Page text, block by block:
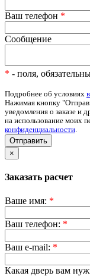
Ваш телефон *
Сообщение
* - поля,
Подробнее об условиях
Нажимая кнопку
уведомления о заказе и
на использование моих
конфиденциальности.
Отправить
×
Заказать расчет
Ваше имя: *
Ваш телефон: *
Ваш e-mail: *
Какая дверь вам